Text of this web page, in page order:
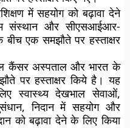
में सहयोग को बढ़ावा देने
संस्थान और सीएसआईआर-
बीच एक समझौते पर हस्ताक्षर
कैंसर अस्पताल और भारत के
पर हस्ताक्षर किये है। यह
स्वास्थ्य देखभाल सेवाओं,
निदान में सहयोग और
को बढ़ावा देने के लिए किया